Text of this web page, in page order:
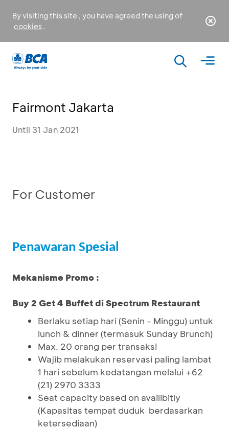
By visiting this site , you have agreed the using of
cookies .
Fairmont Jakarta
Until 31 Jan 2021
For Customer
Penawaran Spesial
Mekanisme Promo :
Buy 2 Get 4 Buffet di Spectrum Restaurant
Berlaku setiap hari (Senin - Minggu) untuk
lunch & dinner (termasuk Sunday Brunch)
Max. 20 orang per transaksi
Wajib melakukan reservasi paling lambat
1 hari sebelum kedatangan melalui +62
(21) 2970 3333
Seat capacity based on availibitly
(Kapasitas tempat duduk berdasarkan
ketersediaan)